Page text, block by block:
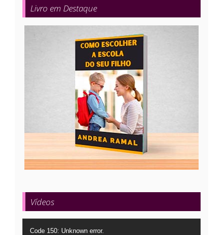
Livro em Destaque
Vídeos
Tocador
Code 150: Unknown error.